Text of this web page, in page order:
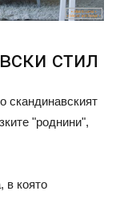
стил
скандинавският
"роднини",
в която